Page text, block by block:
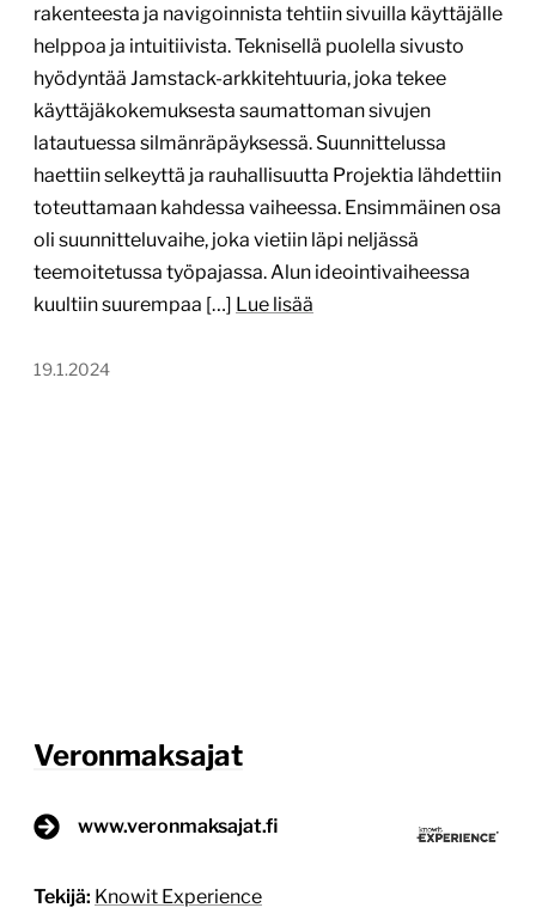
rakenteesta ja navigoinnista tehtiin sivuilla käyttäjälle
helppoa ja intuitiivista. Teknisellä puolella sivusto
hyödyntää Jamstack-arkkitehtuuria, joka tekee
käyttäjäkokemuksesta saumattoman sivujen
latautuessa silmänräpäyksessä. Suunnittelussa
haettiin selkeyttä ja rauhallisuutta Projektia lähdettiin
toteuttamaan kahdessa vaiheessa. Ensimmäinen osa
oli suunnitteluvaihe, joka vietiin läpi neljässä
teemoitetussa työpajassa. Alun ideointivaiheessa
kuultiin suurempaa […] Lue lisää
19.1.2024
Veronmaksajat
www.veronmaksajat.fi
Tekijä: Knowit Experience